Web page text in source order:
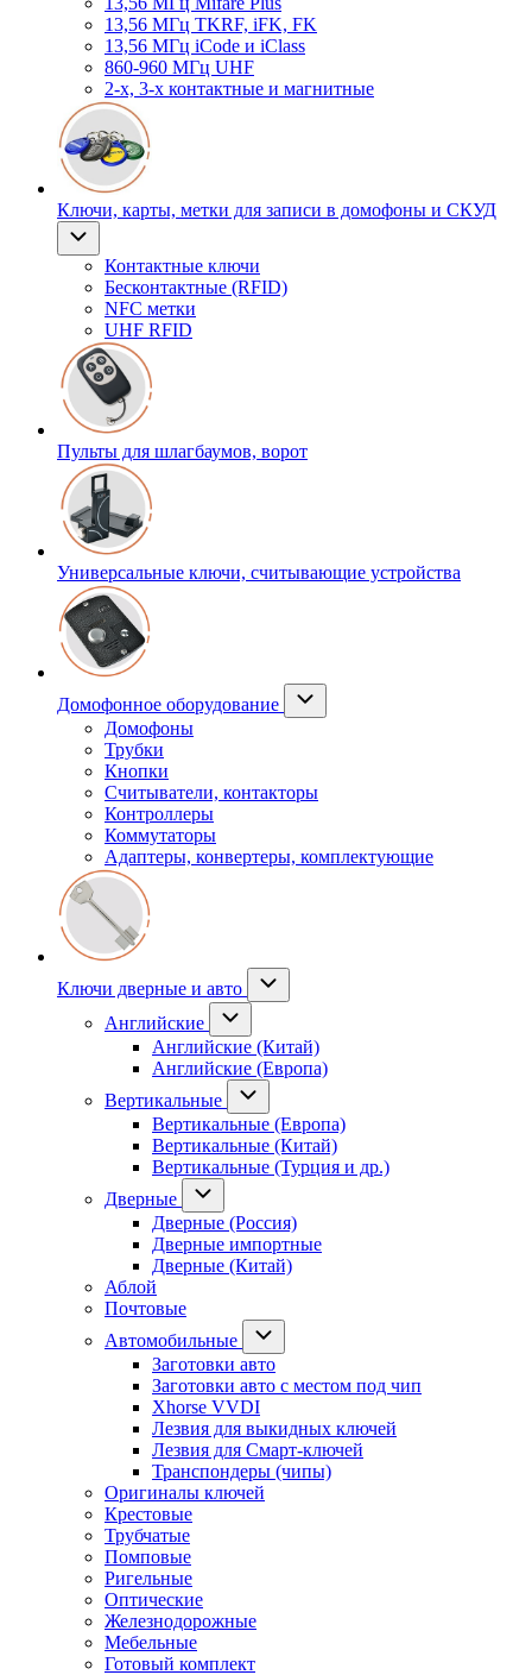
13,56 МГц TKRF, iFK, FK
13,56 МГц iCode и iClass
860-960 МГц UHF
2-х, 3-х контактные и магнитные
Ключи, карты, метки для записи в домофоны и СКУД
Контактные ключи
Бесконтактные (RFID)
NFC метки
UHF RFID
Пульты для шлагбаумов, ворот
Универсальные ключи, считывающие устройства
Домофонное оборудование
Домофоны
Трубки
Кнопки
Считыватели, контакторы
Контроллеры
Коммутаторы
Адаптеры, конвертеры, комплектующие
Ключи дверные и авто
Английские
Английские (Китай)
Английские (Европа)
Вертикальные
Вертикальные (Европа)
Вертикальные (Китай)
Вертикальные (Турция и др.)
Дверные
Дверные (Россия)
Дверные импортные
Дверные (Китай)
Аблой
Почтовые
Автомобильные
Заготовки авто
Заготовки авто с местом под чип
Xhorse VVDI
Лезвия для выкидных ключей
Лезвия для Смарт-ключей
Транспондеры (чипы)
Оригиналы ключей
Крестовые
Трубчатые
Помповые
Ригельные
Оптические
Железнодорожные
Мебельные
Готовый комплект